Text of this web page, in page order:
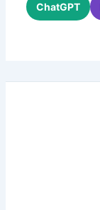
ChatGPT